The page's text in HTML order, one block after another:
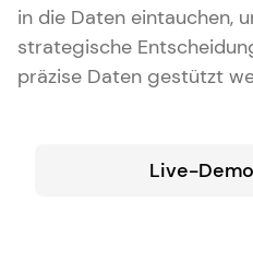
in die Daten eintauchen,
strategische
präzise Daten gestützt
Live-